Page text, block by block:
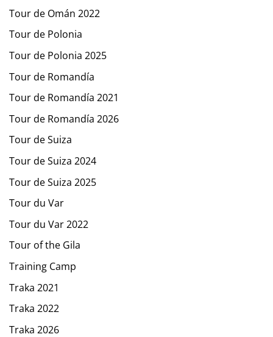
Tour de Omán 2022
Tour de Polonia
Tour de Polonia 2025
Tour de Romandía
Tour de Romandía 2021
Tour de Romandía 2026
Tour de Suiza
Tour de Suiza 2024
Tour de Suiza 2025
Tour du Var
Tour du Var 2022
Tour of the Gila
Training Camp
Traka 2021
Traka 2022
Traka 2026